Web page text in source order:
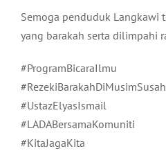
Semoga penduduk Langkawi
yang barakah serta dilimpahi
#ProgramBicaraIlmu
#RezekiBarakahDiMusimSusah
#UstazElyasIsmail
#LADABersamaKomuniti
#KitaJagaKita